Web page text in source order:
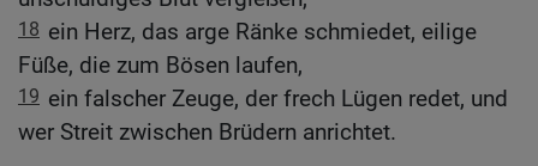
18 ein Herz, das arge Ränke schmiedet, eilige
Füße, die zum Bösen laufen,
19 ein falscher Zeuge, der frech Lügen redet, und
wer Streit zwischen Brüdern anrichtet.